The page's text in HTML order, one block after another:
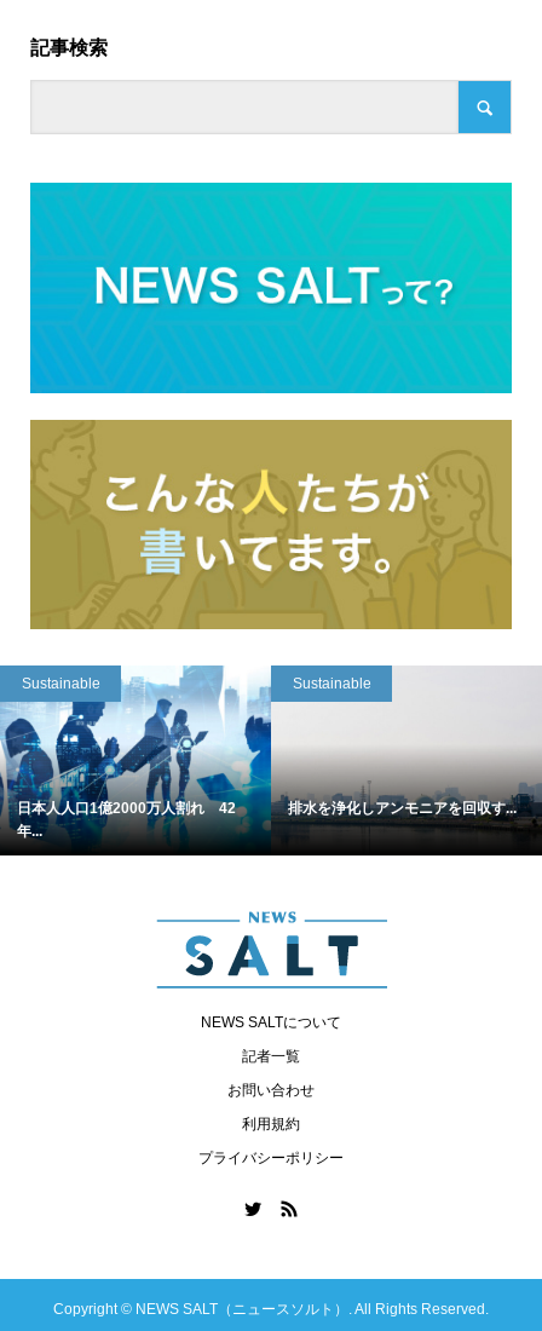
記事検索
Sustainable
日本人人口1億2000万人割れ 42
年...
Sustainable
排水を浄化しアンモニアを回収す...
NEWS SALTについて
記者一覧
お問い合わせ
利用規約
プライバシーポリシー
Copyright © NEWS SALT（ニュースソルト）. All Rights Reserved.